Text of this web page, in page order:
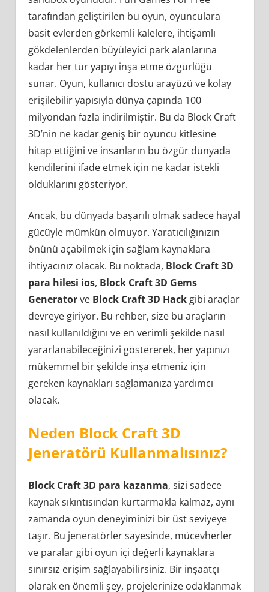
tarafından geliştirilen bu oyun, oyunculara
basit evlerden görkemli kalelere, ihtişamlı
gökdelenlerden büyüleyici park alanlarına
kadar her tür yapıyı inşa etme özgürlüğü
sunar. Oyun, kullanıcı dostu arayüzü ve kolay
erişilebilir yapısıyla dünya çapında 100
milyondan fazla indirilmiştir. Bu da Block Craft
3D’nin ne kadar geniş bir oyuncu kitlesine
hitap ettiğini ve insanların bu özgür dünyada
kendilerini ifade etmek için ne kadar istekli
olduklarını gösteriyor.
Ancak, bu dünyada başarılı olmak sadece hayal
gücüyle mümkün olmuyor. Yaratıcılığınızın
önünü açabilmek için sağlam kaynaklara
ihtiyacınız olacak. Bu noktada, Block Craft 3D
para hilesi ios, Block Craft 3D Gems
Generatorve Block Craft 3D Hackgibi araçlar
devreye giriyor. Bu rehber, size bu araçların
nasıl kullanıldığını ve en verimli şekilde nasıl
yararlanabileceğinizi göstererek, her yapınızı
mükemmel bir şekilde inşa etmeniz için
gereken kaynakları sağlamanıza yardımcı
olacak.
Neden Block Craft 3D
Jeneratörü Kullanmalısınız?
Block Craft 3D para kazanma, sizi sadece
kaynak sıkıntısından kurtarmakla kalmaz, aynı
zamanda oyun deneyiminizi bir üst seviyeye
taşır. Bu jeneratörler sayesinde, mücevherler
ve paralar gibi oyun içi değerli kaynaklara
sınırsız erişim sağlayabilirsiniz. Bir inşaatçı
olarak en önemli şey, projelerinize odaklanmak